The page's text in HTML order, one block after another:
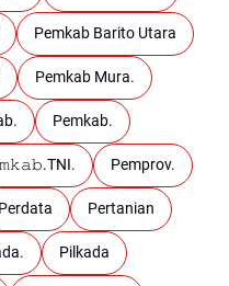
Pemkab Barito Utara
Pemkab Mura.
Pemkab.
Pemprov.
Perdata Pertanian
Pilkada